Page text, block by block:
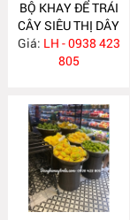
BỘ KHAY ĐỂ TRÁI
CÂY SIÊU THỊ DÂY
TRÒN NH348
Giá: LH - 0938 423
805